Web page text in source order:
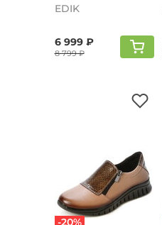
EDIK
6 999 ₽
8 799 ₽
-20%